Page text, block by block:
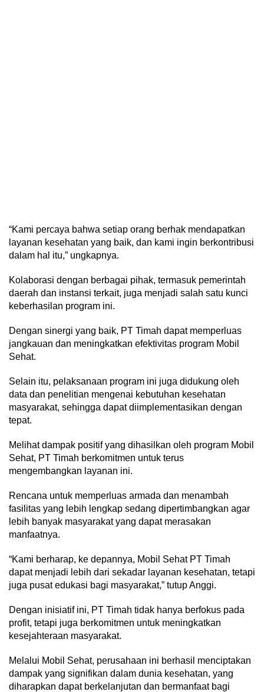
“Kami percaya bahwa setiap orang berhak mendapatkan
layanan kesehatan yang baik, dan kami ingin berkontribusi
dalam hal itu,” ungkapnya.
Kolaborasi dengan berbagai pihak, termasuk pemerintah
daerah dan instansi terkait, juga menjadi salah satu kunci
keberhasilan program ini.
Dengan sinergi yang baik, PT Timah dapat memperluas
jangkauan dan meningkatkan efektivitas program Mobil
Sehat.
Selain itu, pelaksanaan program ini juga didukung oleh
data dan penelitian mengenai kebutuhan kesehatan
masyarakat, sehingga dapat diimplementasikan dengan
tepat.
Melihat dampak positif yang dihasilkan oleh program Mobil
Sehat, PT Timah berkomitmen untuk terus
mengembangkan layanan ini.
Rencana untuk memperluas armada dan menambah
fasilitas yang lebih lengkap sedang dipertimbangkan agar
lebih banyak masyarakat yang dapat merasakan
manfaatnya.
“Kami berharap, ke depannya, Mobil Sehat PT Timah
dapat menjadi lebih dari sekadar layanan kesehatan, tetapi
juga pusat edukasi bagi masyarakat,” tutup Anggi.
Dengan inisiatif ini, PT Timah tidak hanya berfokus pada
profit, tetapi juga berkomitmen untuk meningkatkan
kesejahteraan masyarakat.
Melalui Mobil Sehat, perusahaan ini berhasil menciptakan
dampak yang signifikan dalam dunia kesehatan, yang
diharapkan dapat berkelanjutan dan bermanfaat bagi